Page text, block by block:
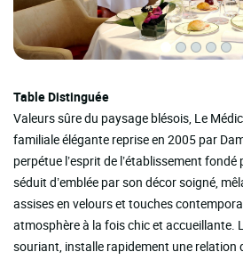
Table Distinguée
Valeurs sûre du paysage blésois, Le
familiale élégante reprise en 2005 par
perpétue l’esprit de l’établissement
séduit d’emblée par son décor soigné,
assises en velours et touches
atmosphère à la fois chic et accueillante.
souriant, installe rapidement une relation